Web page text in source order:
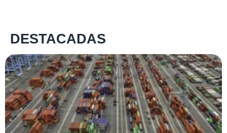
DESTACADAS